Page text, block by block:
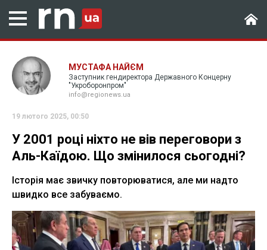
МУСТАФА НАЙЄМ
Заступник гендиректора Державного Концерну
"Укроборонпром"
info@regionews.ua
19 лютого 2025, 00:50
У 2001 році ніхто не вів переговори з
Аль-Каїдою. Що змінилося сьогодні?
Історія має звичку повторюватися, але ми надто
швидко все забуваємо.